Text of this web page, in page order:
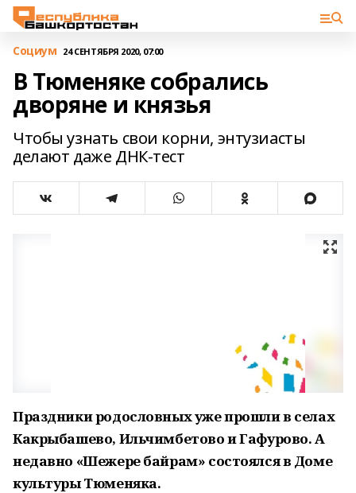
Cоциум 24 СЕНТЯБРЯ 2020, 07:00
В Тюменяке собрались
дворяне и князья
Чтобы узнать свои корни, энтузиасты
делают даже ДНК-тест
Праздники родословных уже прошли в селах
Какрыбашево, Ильчимбетово и Гафурово. А
недавно «Шежере байрам» состоялся в Доме
культуры Тюменяка.